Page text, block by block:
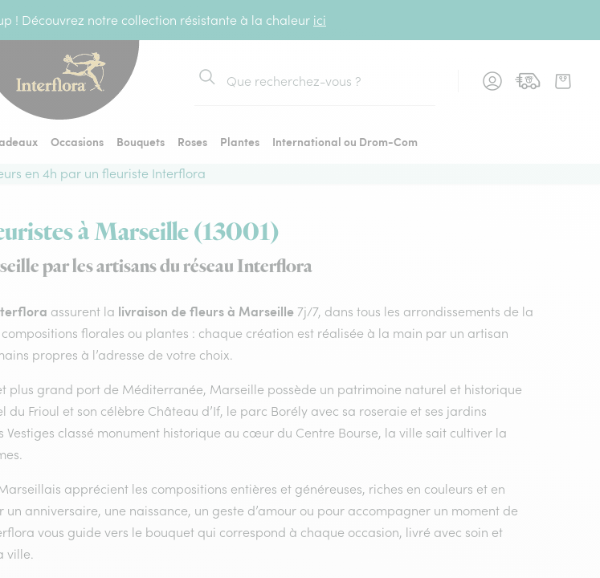
! Découvrez notre collection résistante à la chaleur ici
Rechercher
Occasions Bouquets Roses Plantes
International ou Drom-Com
en 4h par un fleuriste Interflora
à Marseille (13001)
par les artisans du réseau Interflora
assurent la livraison de fleurs à Marseille 7j/7, dans tous les arrondissements de la
florales ou plantes : chaque création est réalisée à la main par un artisan
propres à l’adresse de votre choix.
plus grand port de Méditerranée, Marseille possède un patrimoine naturel et historique
du Frioul et son célèbre Château d’If, le parc Borély avec sa roseraie et ses jardins
Vestiges classé monument historique au cœur du Centre Bourse, la ville sait cultiver la
apprécient les compositions entières et généreuses, riches en couleurs et en
un anniversaire, une naissance, un geste d’amour ou pour accompagner un moment de
vous guide vers le bouquet qui correspond à chaque occasion, livré avec soin et
ville.